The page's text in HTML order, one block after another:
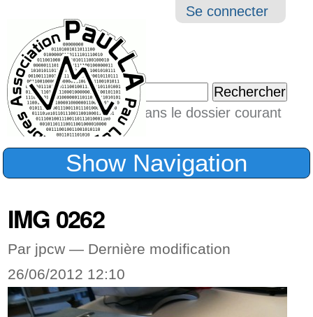
Outils
Se connecter
Chercher par
Seulement dans le dossier courant
Recherche
Show Navigation
IMG 0262
Par jpcw — Dernière modification
26/06/2012 12:10